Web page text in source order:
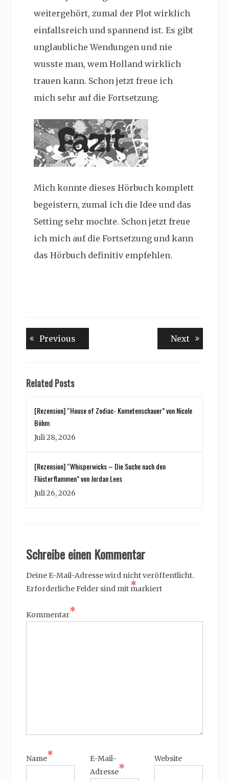
weitergehört, zumal der Plot wirklich
einfallsreich und spannend ist. Es gibt
unglaubliche Wendungen und nie
wusste man, wem Holland wirklich
trauen kann. Schon jetzt freue ich
mich sehr auf die Fortsetzung.
Mich konnte dieses Hörbuch komplett
begeistern, zumal ich die Idee und das
Setting sehr mochte. Schon jetzt freue
ich mich auf die Fortsetzung und kann
das Hörbuch definitiv empfehlen.
Beitragsnavigation
Previous NextNext
Related Posts
[Rezension] “House of Zodiac- Kometenschauer” von Nicole
Böhm
Juli 28, 2026
[Rezension] “Whisperwicks – Die Suche nach den
Flüsterflammen” von Jordan Lees
Juli 26, 2026
Schreibe einen Kommentar
Deine E-Mail-Adresse wird nicht veröffentlicht.
Erforderliche Felder sind mit *
markiert
Kommentar*
Name*
E-Mail-
Adresse*
Website